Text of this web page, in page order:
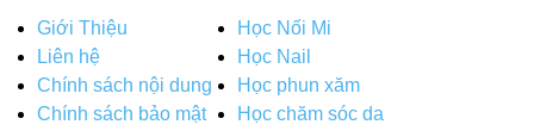
Giới Thiệu
Liên hệ
Chính sách nội dung
Chính sách bảo mật
Học Nối Mi
Học Nail
Học phun xăm
Học chăm sóc da